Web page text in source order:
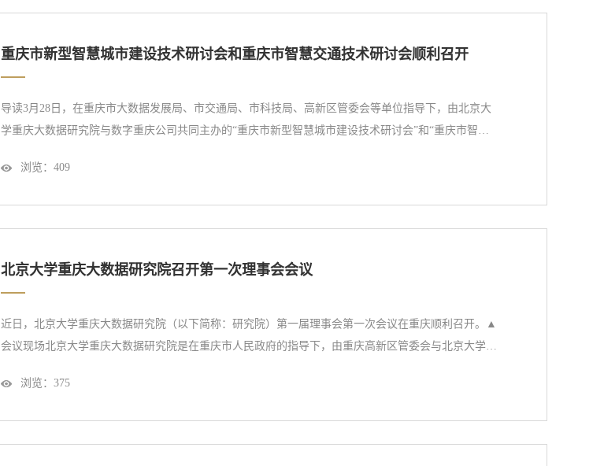
重庆市新型智慧城市建设技术研讨会和重庆市智慧交通技术研讨会顺利召开
导读3月28日，在重庆市大数据发展局、市交通局、市科技局、高新区管委会等单位指导下，由北京大
学重庆大数据研究院与数字重庆公司共同主办的“重庆市新型智慧城市建设技术研讨会”和“重庆市智慧
助推数字经济发展。重庆市新型智慧城市建设技术研讨会28日上午，重庆市新型智慧城市建设技术研讨
浏览： 409
北京大学重庆大数据研究院召开第一次理事会会议
近日，北京大学重庆大数据研究院（以下简称：研究院）第一届理事会第一次会议在重庆顺利召开。▲
会议现场北京大学重庆大数据研究院是在重庆市人民政府的指导下，由重庆高新区管委会与北京大学共
究，促进科技成果转移转化，培育孵化科技企业，培养创新人才，建设具有国际影响力的前沿研究平
浏览： 375